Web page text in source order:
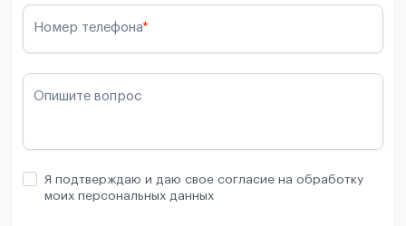
Номер телефона*
Опишите вопрос
Я подтверждаю и даю свое согласие на обработку
моих персональных данных